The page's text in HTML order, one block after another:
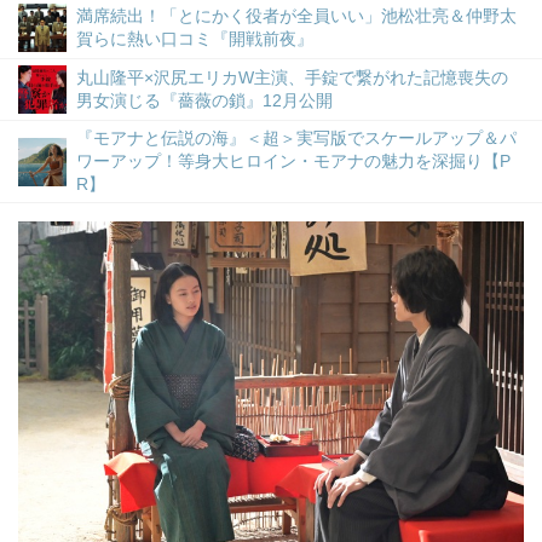
満席続出！「とにかく役者が全員いい」池松壮亮＆仲野太
賀らに熱い口コミ『開戦前夜』
丸山隆平×沢尻エリカW主演、手錠で繋がれた記憶喪失の
男女演じる『薔薇の鎖』12月公開
『モアナと伝説の海』＜超＞実写版でスケールアップ＆パ
ワーアップ！等身大ヒロイン・モアナの魅力を深掘り【P
R】